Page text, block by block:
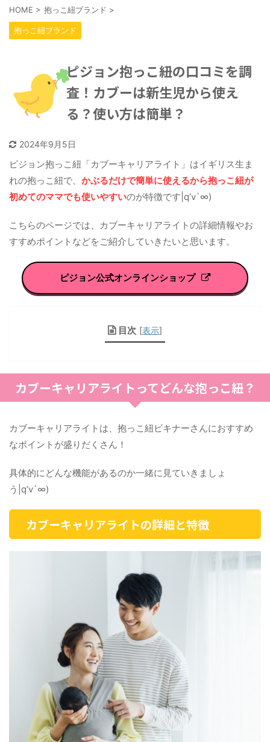
HOME > 抱っこ紐ブランド >
抱っこ紐ブランド
ピジョン抱っこ紐の口コミを調
査！カブーは新生児から使え
る？使い方は簡単？
2024年9月5日
ピジョン抱っこ紐「カブーキャリアライト」はイギリス生ま
れの抱っこ紐で、 かぶるだけで簡単に使えるから抱っこ紐が
初めてのママでも使いやすいのが特徴です|q’v`∞)
こちらのページでは、カブーキャリアライトの詳細情報やお
すすめポイントなどをご紹介していきたいと思います。
ピジョン公式オンラインショップ
目次 [表示]
カブーキャリアライトってどんな抱っこ紐？
カブーキャリアライトは、抱っこ紐ビキナーさんにおすすめ
なポイントが盛りだくさん！
具体的にどんな機能があるのか一緒に見ていきましょ
う|q’v`∞)
カブーキャリアライトの詳細と特徴